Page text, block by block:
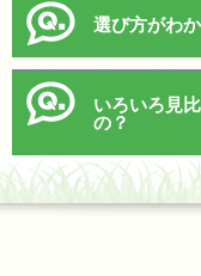
選び方がわ
いろいろ見
の？